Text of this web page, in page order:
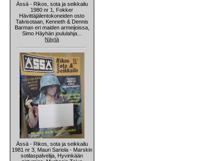
Ässä - Rikos, sota ja seikkailu
1980 nr 1, Fokker
Hävittäjälentokoneiden osto
Talvisotaan, Kenneth & Dennis
Barman eri maiden armeijoissa,
Simo Häyhän joululahja...
Näytä
Ässä - Rikos, sota ja seikkailu
1981 nr 3, Mauri Sariola - Marskin
sotilaspalvelija, Hyvinkään